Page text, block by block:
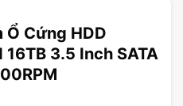
Ổ Cứng HDD
3.5 Inch SATA